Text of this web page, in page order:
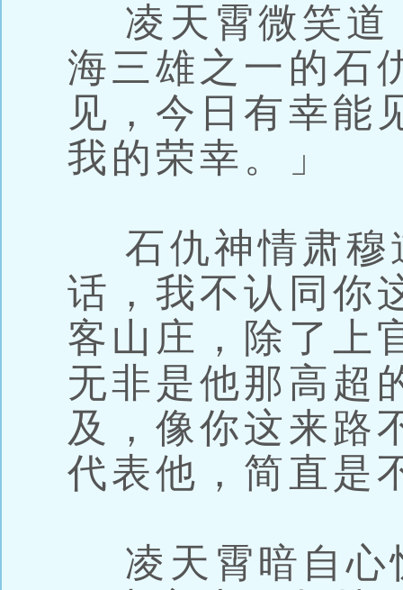
凌天霄微笑道
海三雄之一的石
见，今日有幸能
我的荣幸。」
石仇神情肃穆
话，我不认同你
客山庄，除了上
无非是他那高超
及，像你这来路
代表他，简直是
凌天霄暗自心